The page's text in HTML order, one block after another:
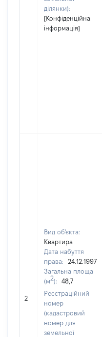
ділянки):
[Конфіденційна
інформація]
2
Вид об'єкта:
Квартира
Дата набуття
права:
24.12.1997
Загальна площа
(м2):
48,7
Реєстраційний
номер
(кадастровий
номер для
земельної